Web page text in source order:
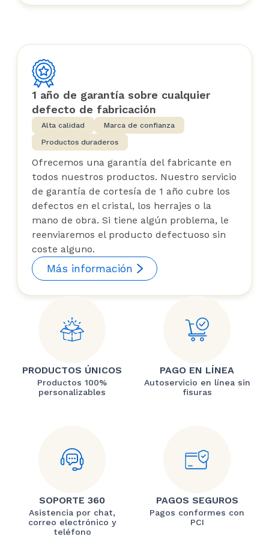
1 año de garantía sobre cualquier
defecto de fabricación
Alta calidad
Marca de confianza
Productos duraderos
Ofrecemos una garantía del fabricante en
todos nuestros productos. Nuestro servicio
de garantía de cortesía de 1 año cubre los
defectos en el cristal, los herrajes o la
mano de obra. Si tiene algún problema, le
reenviaremos el producto defectuoso sin
coste alguno.
Más información
PRODUCTOS ÚNICOS
Productos 100%
personalizables
PAGO EN LÍNEA
Autoservicio en línea sin
fisuras
SOPORTE 360
Asistencia por chat,
correo electrónico y
teléfono
PAGOS SEGUROS
Pagos conformes con
PCI